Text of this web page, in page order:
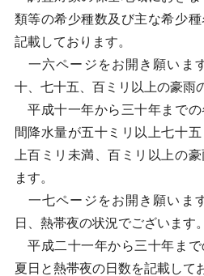
類等の希少種数及び主な希少
記載しております。
一六ページをお開き願いま
十、七十五、百ミリ以上の豪雨
平成十一年から三十年まで
間降水量が五十ミリ以上七十
上百ミリ未満、百ミリ以上の
ます。
一七ページをお開き願いま
日、熱帯夜の状況でございます。
平成二十一年から三十年ま
夏日と熱帯夜の日数を記載して